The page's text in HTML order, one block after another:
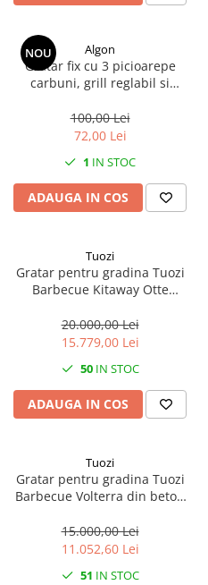
Suruburi, dibluri si accesorii
prindere
Panouri si elemente gard
Pavaje si borduri
Sere si solarii
Termometre Meteo
Umbrele si pavilioane gradina
Unelte gradinarit
Pentru toate suprafetele
Solutii pentru suprafetele din
Solutii specializate
Solutii profesionale pentru
Solutii professionale pentru
spalatorii auto
NOU Algon
Gratar fix cu 3 picioarepe
carbuni, grill reglabil si
42x35x45cm
100,00 Lei
72,00 Lei
1 IN STOC
ADAUGA IN COS
Tuozi
Gratar pentru gradina Tuozi
Barbecue Kitaway Otte
84 × 63 × 206 cm
20.000,00 Lei
15.779,00 Lei
50IN STOC
ADAUGA IN COS
Tuozi
Gratar pentru gradina Tuozi
Barbecue Volterra din beton
15.000,00 Lei
11.052,60 Lei
51 IN STOC